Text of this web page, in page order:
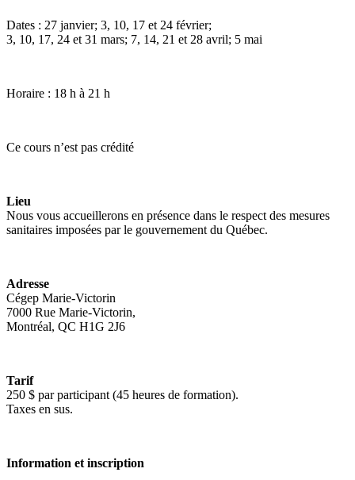
Dates : 27 janvier; 3, 10, 17 et 24 février;
3, 10, 17, 24 et 31 mars; 7, 14, 21 et 28 avril; 5 mai
Horaire : 18 h à 21 h
Ce cours n’est pas crédité
Lieu
Nous vous accueillerons en présence dans le respect des mesures
sanitaires imposées par le gouvernement du Québec.
Adresse
Cégep Marie-Victorin
7000 Rue Marie-Victorin,
Montréal, QC H1G 2J6
Tarif
250 $ par participant (45 heures de formation).
Taxes en sus.
Information et inscription